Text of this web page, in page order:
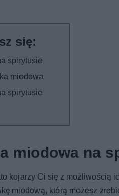
spirytusie
miodowa
spirytusie
miodowa na
kojarzy Ci się z możliwością
miodową, którą możesz